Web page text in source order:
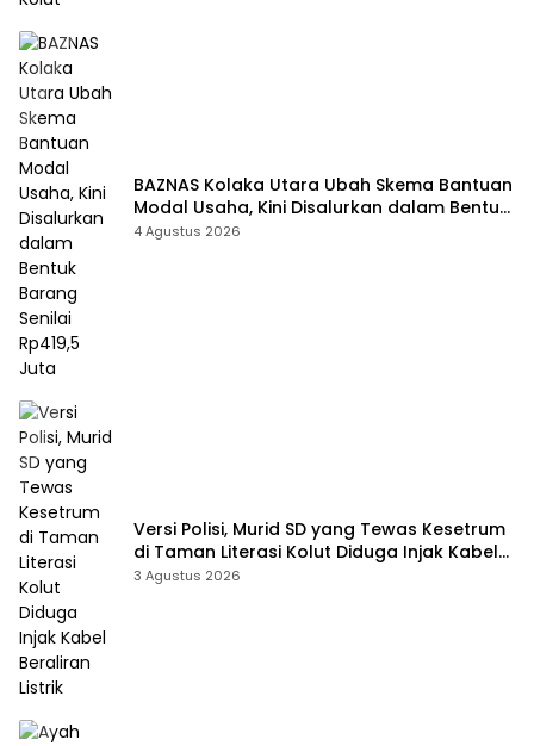
BAZNAS Kolaka Utara Ubah Skema Bantuan
Modal Usaha, Kini Disalurkan dalam Bentuk
Barang Senilai Rp419,5 Juta
4 Agustus 2026
Versi Polisi, Murid SD yang Tewas Kesetrum
di Taman Literasi Kolut Diduga Injak Kabel
Beraliran Listrik
3 Agustus 2026